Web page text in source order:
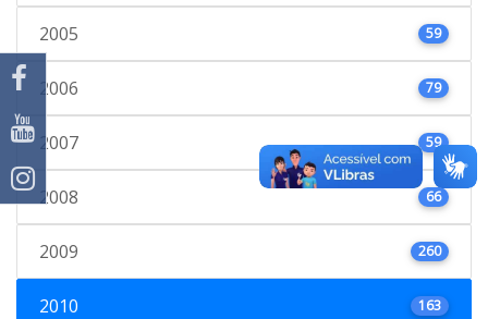
2005 59
2006 79
2007 59
2008 66
2009 260
2010 163